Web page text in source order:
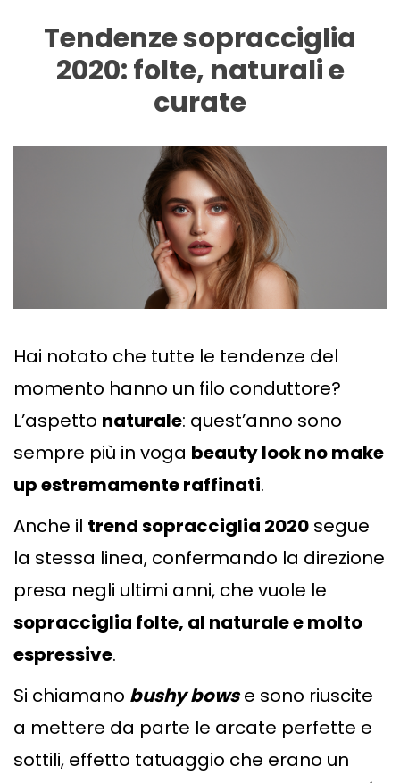
Tendenze sopracciglia
2020: folte, naturali e
curate
Hai notato che tutte le tendenze del
momento hanno un filo conduttore?
L’aspetto naturale: quest’anno sono
sempre più in voga beauty look no make
up estremamente raffinati.
Anche il trend sopracciglia 2020 segue
la stessa linea, confermando la direzione
presa negli ultimi anni, che vuole le
sopracciglia folte, al naturale e molto
espressive.
Si chiamano bushy bowse sono riuscite
a mettere da parte le arcate perfette e
sottili, effetto tatuaggio che erano un